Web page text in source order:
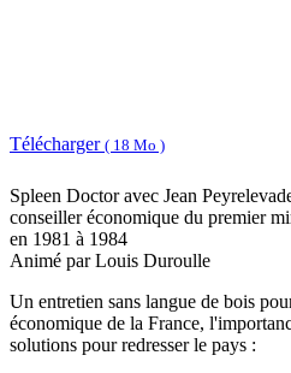
Télécharger ( 18 Mo )
Spleen Doctor avec Jean
conseiller économique du premier
en 1981 à 1984
Animé par Louis Duroulle
Un entretien sans langue de bois
économique de la France,
solutions pour redresser le pays :